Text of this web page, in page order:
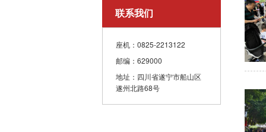
联系我们
座机：0825-2213122
邮编：629000
地址：四川省遂宁市船山区
遂州北路68号